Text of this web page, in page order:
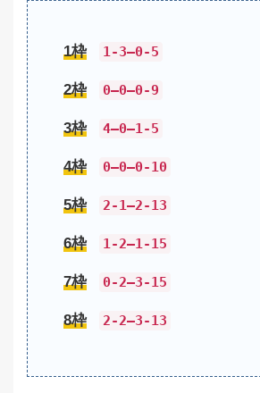
1枠 1-3–0-5
2枠 0–0–0-9
3枠 4–0–1-5
4枠 0–0–0-10
5枠 2-1–2-13
6枠 1-2–1-15
7枠 0-2–3-15
8枠 2-2–3-13